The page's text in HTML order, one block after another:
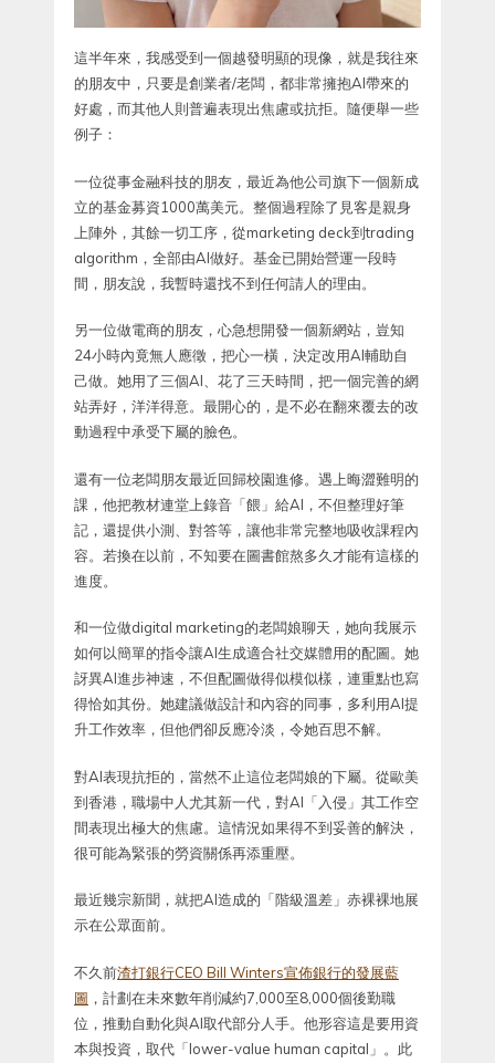
這半年來，我感受到一個越發明顯的現像，就是我往來
的朋友中，只要是創業者/老闆，都非常擁抱AI帶來的
好處，而其他人則普遍表現出焦慮或抗拒。隨便舉一些
例子：
一位從事金融科技的朋友，最近為他公司旗下一個新成
立的基金募資1000萬美元。整個過程除了見客是親身
上陣外，其餘一切工序，從marketing deck到trading
algorithm，全部由AI做好。基金已開始營運一段時
間，朋友說，我暫時還找不到任何請人的理由。
另一位做電商的朋友，心急想開發一個新網站，豈知
24小時內竟無人應徵，把心一橫，決定改用AI輔助自
己做。她用了三個AI、花了三天時間，把一個完善的網
站弄好，洋洋得意。最開心的，是不必在翻來覆去的改
動過程中承受下屬的臉色。
還有一位老闆朋友最近回歸校園進修。遇上晦澀難明的
課，他把教材連堂上錄音「餵」給AI，不但整理好筆
記，還提供小測、對答等，讓他非常完整地吸收課程內
容。若換在以前，不知要在圖書館熬多久才能有這樣的
進度。
和一位做digital marketing的老闆娘聊天，她向我展示
如何以簡單的指令讓AI生成適合社交媒體用的配圖。她
訝異AI進步神速，不但配圖做得似模似樣，連重點也寫
得恰如其份。她建議做設計和內容的同事，多利用AI提
升工作效率，但他們卻反應冷淡，令她百思不解。
對AI表現抗拒的，當然不止這位老闆娘的下屬。從歐美
到香港，職場中人尤其新一代，對AI「入侵」其工作空
間表現出極大的焦慮。這情況如果得不到妥善的解決，
很可能為緊張的勞資關係再添重壓。
最近幾宗新聞，就把AI造成的「階級溫差」赤裸裸地展
示在公眾面前。
不久前渣打銀行CEO Bill Winters宣佈銀行的發展藍
圖 ，計劃在未來數年削減約7,000至8,000個後勤職
位，推動自動化與AI取代部分人手。他形容這是要用資
本與投資，取代「lower-value human capital」。此